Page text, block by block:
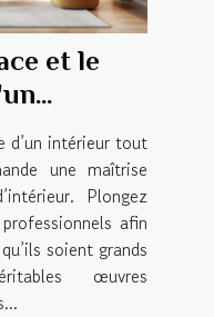
et le
d’un intérieur tout
une maîtrise
Plongez
afin
soient grands
œuvres